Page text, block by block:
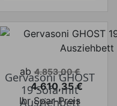
Verkaufspreis
ab 4.853,00 €
Preis
4.610,35 €
Ihr Spar-Preis
Gervasoni GHOST
19 Sofa mit
Ausziehbett